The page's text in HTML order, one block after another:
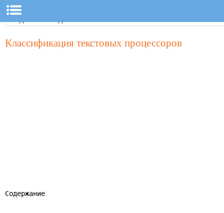
Классификация текстовых процессоров
Содержание